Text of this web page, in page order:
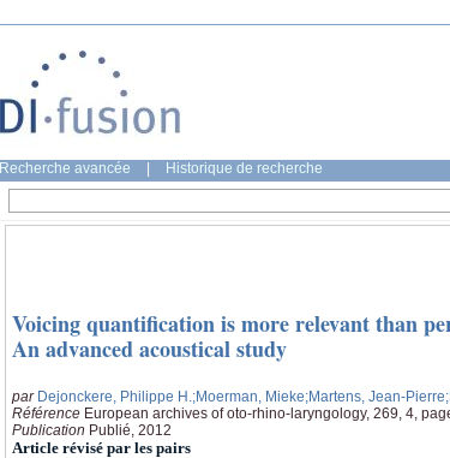
Recherche avancée Historique de recherche
Voicing quantification is more relevant than
An advanced acoustical study
par Dejonckere, Philippe H. ;Moerman, Mieke;Martens, Jean-Pierre
Référence European archives of oto-rhino-laryngology, 269, 4,
Publication Publié, 2012
Article révisé par les pairs